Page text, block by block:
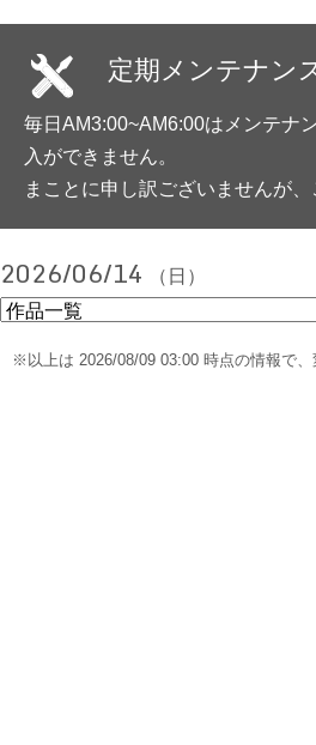
定期メンテナン
毎日AM3:00~AM6:00はメンテナ
入ができません。
まことに申し訳ございませんが、
2026/06/14 （日）
※以上は 2026/08/09 03:00 時点の情報で、